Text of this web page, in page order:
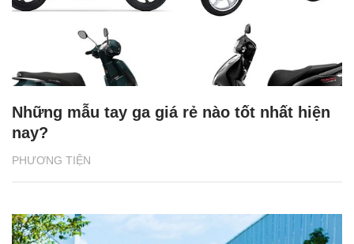
PHƯƠNG TIỆN
Những mẫu tay ga giá rẻ nào tốt nhất hiện
nay?